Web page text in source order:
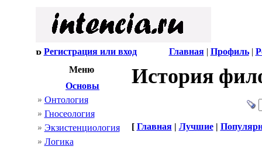
Регистрация или вход Главная| Профиль|
Меню
Основы
Онтология
Гносеология
Экзистенциология
Логика
История
[ Главная| Лучшие|